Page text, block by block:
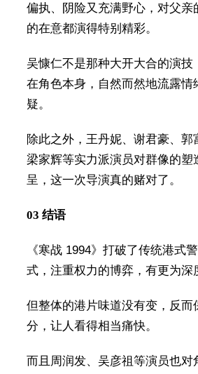
偏执、阴险又充满野心，对父亲
的在意都演得特别精彩。
吴慷仁不是那种大开大合的演技
在角色本身，自然而然地流露情
疑。
除此之外，王丹妮、谢君豪、郭
梁家辉等实力派演员对群像的塑
呈，这一次导演真的赌对了。
03 结语
《寒战 1994》打破了传统港式
式，注重权力的博弈，有更为深
但整体的港片味道没有变，反而
分，让人看得相当痛快。
而且周润发、吴彦祖等演员也对